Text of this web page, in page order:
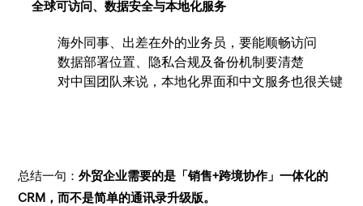
全球可访问、数据安全与本地化服务
海外同事、出差在外的业务员，要能顺畅访问
数据部署位置、隐私合规及备份机制要清楚
对中国团队来说，本地化界面和中文服务也很关键
总结一句：外贸企业需要的是「销售+跨境协作」一体化的
CRM，而不是简单的通讯录升级版。